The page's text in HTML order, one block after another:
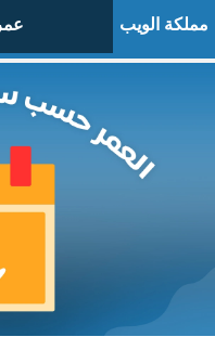
مملكة الويب عمر